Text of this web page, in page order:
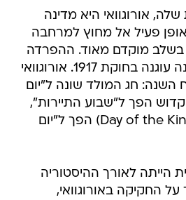
שלה, אורוגוואי היא מדינה
פעיל אל מחוץ למרחבה
בשלב מוקדם מאוד. ההפרדה
הרשמית בין דת ומדינה עוגנה בחוקת 1917. אורוגוואי
השנה: חג המולד שונה ל"יום
הפך ל"שבוע התיירות",
ויום חג ההתגלות (Day of the Kings) הפך ל"יום
הייתה לאורך ההיסטוריה
החקיקה באורוגוואי,